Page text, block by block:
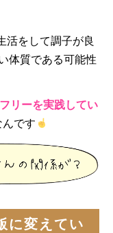
活をして調子が良
体質である可能性
リーを実践してい
です
に変えてい